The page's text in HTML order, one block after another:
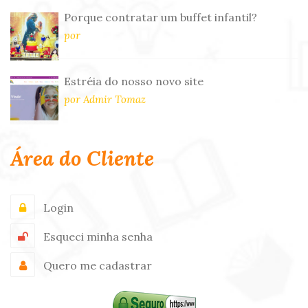
Porque contratar um buffet infantil?
por
Estréia do nosso novo site
por Admir Tomaz
Área do Cliente
Login
Esqueci minha senha
Quero me cadastrar